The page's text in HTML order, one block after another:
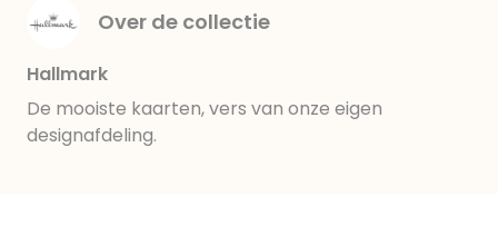
Over de collectie
Hallmark
De mooiste kaarten, vers van onze eigen
designafdeling.